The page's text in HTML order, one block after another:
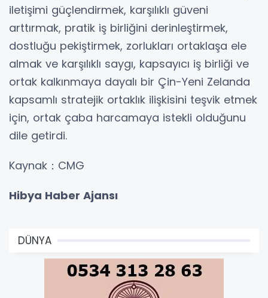
iletişimi güçlendirmek, karşılıklı güveni
arttırmak, pratik iş birliğini derinleştirmek,
dostluğu pekiştirmek, zorlukları ortaklaşa ele
almak ve karşılıklı saygı, kapsayıcı iş birliği ve
ortak kalkınmaya dayalı bir Çin-Yeni Zelanda
kapsamlı stratejik ortaklık ilişkisini teşvik etmek
için, ortak çaba harcamaya istekli olduğunu
dile getirdi.
Kaynak：CMG
Hibya Haber Ajansı
DÜNYA